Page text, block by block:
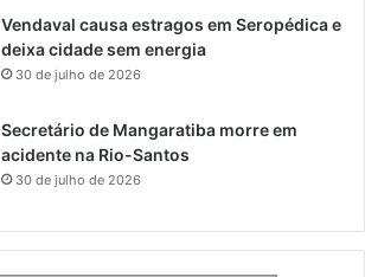
Vendaval causa estragos em Seropédica e
deixa cidade sem energia
30 de julho de 2026
Secretário de Mangaratiba morre em
acidente na Rio-Santos
30 de julho de 2026